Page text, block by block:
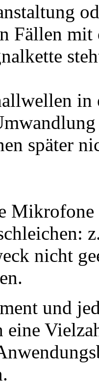
Fällen
später
nicht
und
eine